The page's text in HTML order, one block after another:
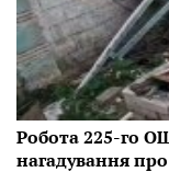
Робота 225-го
нагадування